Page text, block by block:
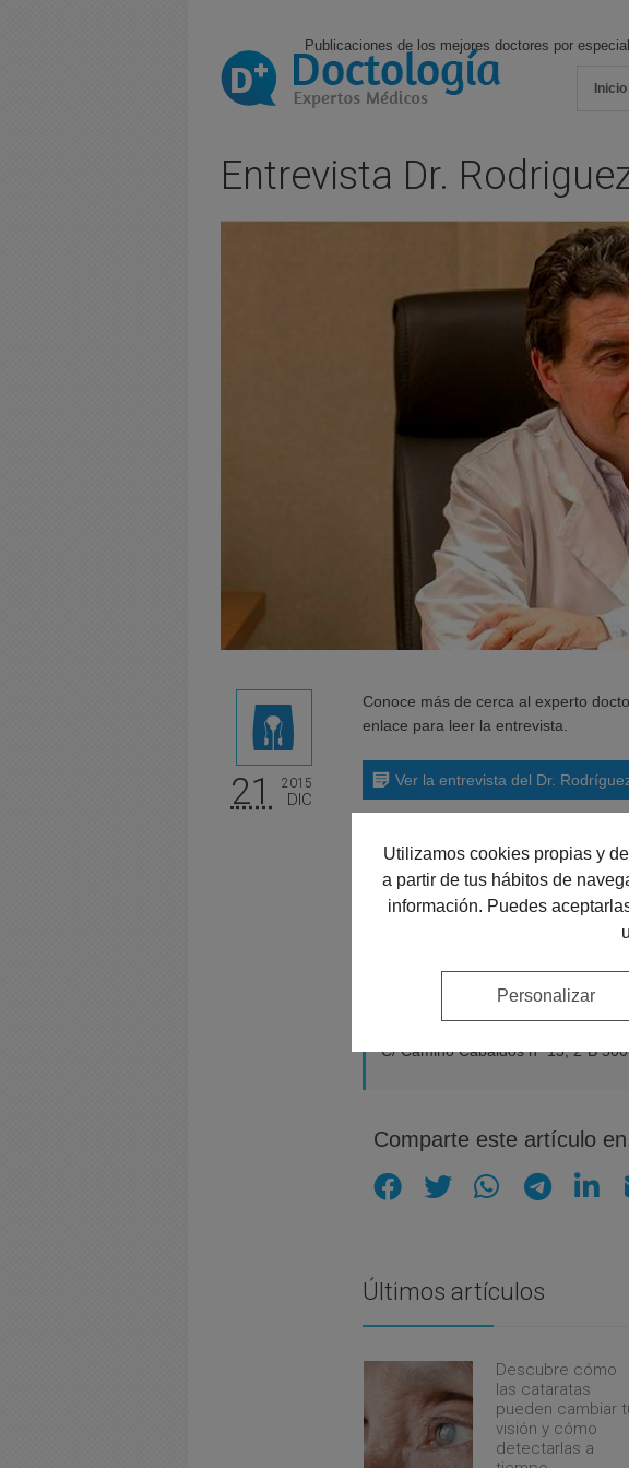
Publicaciones de los mejores doctores por
Inicio
Entrevista Dr.
21 2015
DIC
Conoce más de cerca al experto
enlace para leer la entrevista.
Ver la entrevista del Dr.
Pedir cita con Dr. Luis
Instituto de Urología y
Medicina Sexual
C/ Camino Cabaldos nº 13, 2ºB
Comparte este artículo
Últimos artículos
Descubre cómo
las cataratas
pueden cambiar
visión y cómo
detectarlas a
Utilizamos cookies propias y
a partir de tus hábitos de
información. Puedes
Personalizar